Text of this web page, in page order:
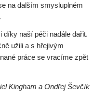
na dalším smysluplném
naší péči nadále dařit.
užili a s hřejivým
práce se vracíme zpět
Kingham a Ondřej Ševčík